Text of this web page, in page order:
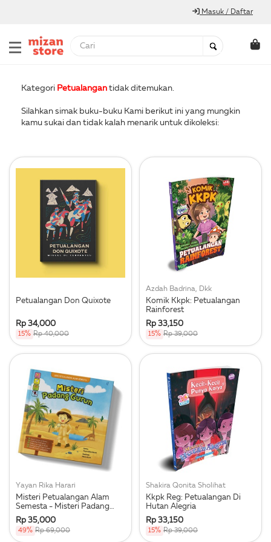
Masuk / Daftar
Kategori Petualangan tidak ditemukan.
Silahkan simak buku-buku Kami berikut ini yang mungkin
kamu sukai dan tidak kalah menarik untuk dikoleksi:
Petualangan Don Quixote
Rp 34,000
15% Rp 40,000
Azdah Badrina, Dkk
Komik Kkpk: Petualangan
Rainforest
Rp 33,150
15% Rp 39,000
Yayan Rika Harari
Misteri Petualangan Alam
Semesta - Misteri Padang
Gurun-Hc
Rp 35,000
49% Rp 69,000
Shakira Qonita Sholihat
Kkpk Reg: Petualangan Di
Hutan Alegria
Rp 33,150
15% Rp 39,000